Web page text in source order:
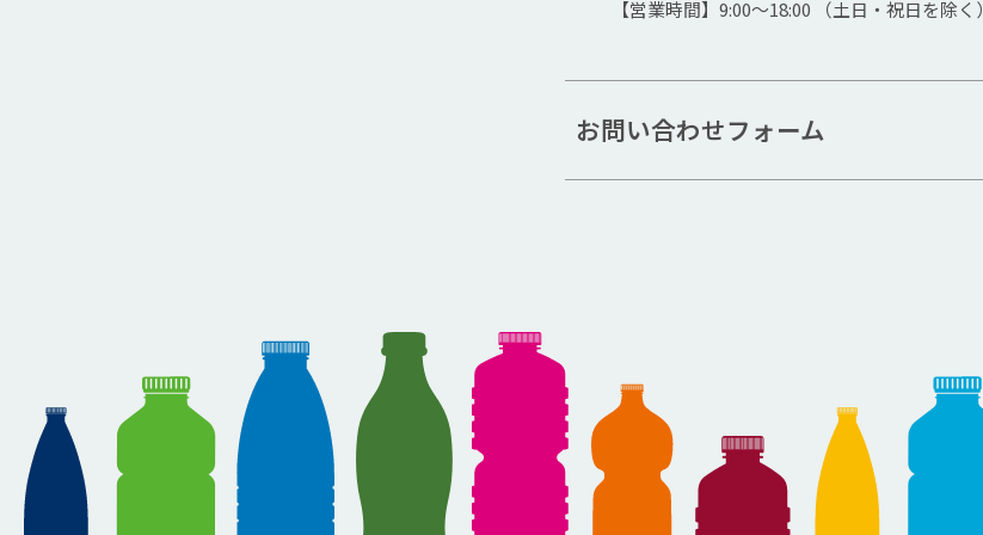
【営業時間】9:00～18:00 （土日・祝日を除く）
お問い合わせフォーム